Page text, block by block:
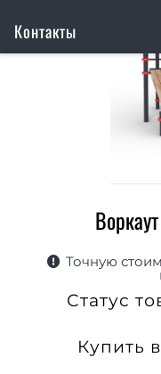
Контакты
Точную
Статус
Купить